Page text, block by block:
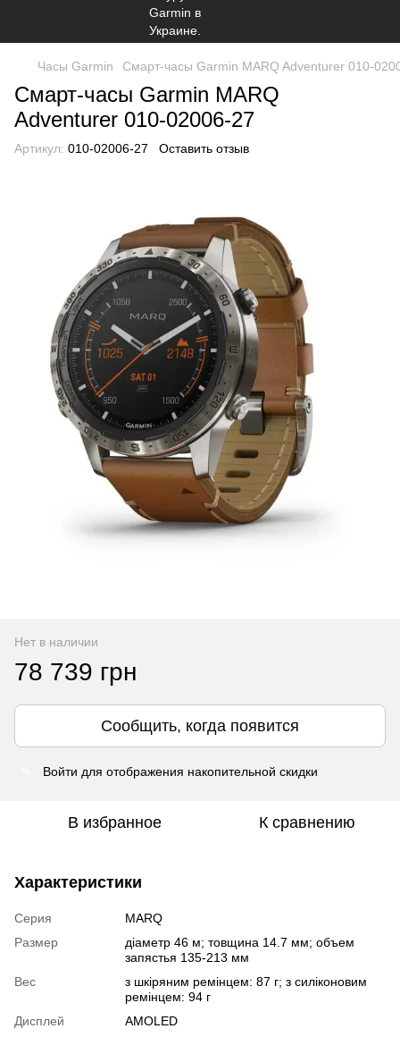
Часы Garmin Смарт-часы Garmin MARQ Adventurer 010-
Смарт-часы Garmin MARQ
Adventurer 010-02006-27
Артикул: 010-02006-27 Оставить отзыв
Нет в наличии
78 739 грн
Сообщить, когда появится
Войти для отображения накопительной скидки
В избранное К сравнению
Характеристики
Серия
MARQ
Размер
діаметр 46 м; товщина 14.7 мм; объем
запястья 135-213 мм
Вес
з шкіряним ремінцем: 87 г; з силіконовим
ремінцем: 94 г
Дисплей
AMOLED